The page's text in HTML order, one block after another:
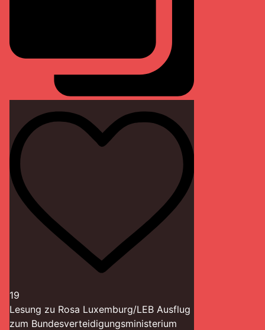
19
Lesung zu Rosa Luxemburg/LEB Ausflug
zum Bundesverteidigungsministerium